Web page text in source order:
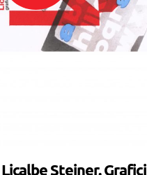
Licalbe Steiner. Grafici